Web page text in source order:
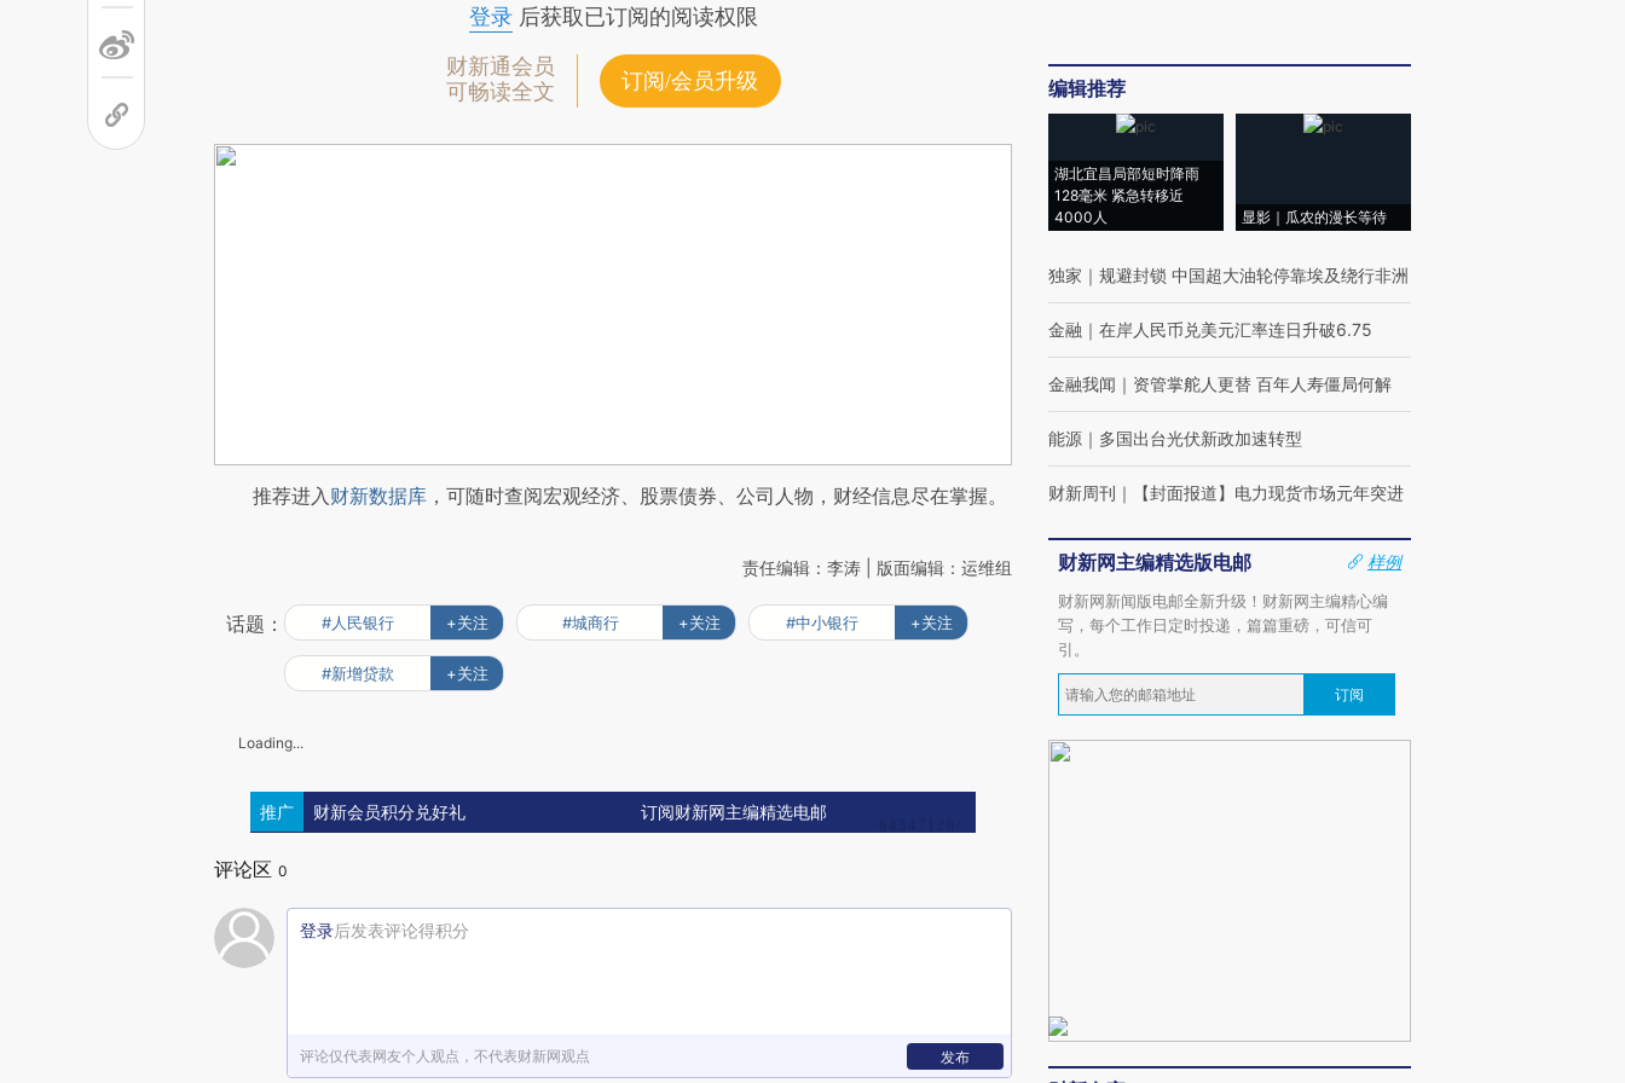
登录后获取已订阅的阅读权限
财新通会员
可畅读全文
订阅/会员升级
推荐进入财新数据库 ，可随时查阅宏观经济、股票债券、公司人物，财经信息尽在掌握。
责任编辑：李涛 | 版面编辑：运维组
话题： #人民银行 +关注 #城商行 +关注 #中小银行 +关注
#新增贷款 +关注
Loading...
推广 财新会员积分兑好礼 订阅财新网主编精选电邮
评论区 0
登录后发表评论得积分
评论仅代表网友个人观点，不代表财新网观点 发布
编辑推荐
湖北宜昌局部短时降雨
128毫米 紧急转移近
4000人
显影｜瓜农的漫长等待
独家 ｜ 规避封锁 中国超大油轮停靠埃及绕行非洲
金融 ｜ 在岸人民币兑美元汇率连日升破6.75
金融我闻 ｜ 资管掌舵人更替 百年人寿僵局何解
能源 ｜ 多国出台光伏新政加速转型
财新周刊 ｜ 【封面报道】电力现货市场元年突进
财新网主编精选版电邮
样例
财新网新闻版电邮全新升级！财新网主编精心编
写，每个工作日定时投递，篇篇重磅，可信可
引。
订阅